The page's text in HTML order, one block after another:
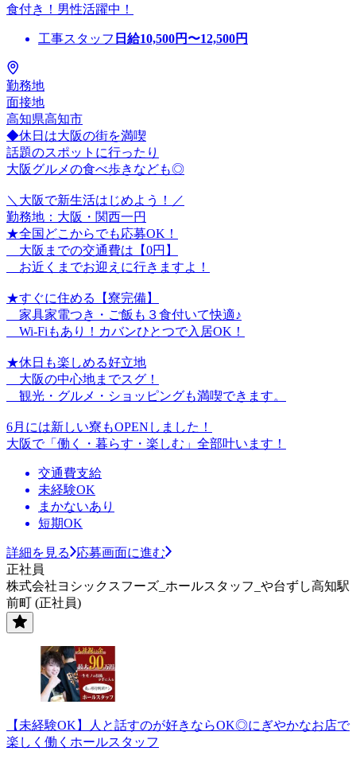
食付き！男性活躍中！
工事スタッフ 日給10,500円〜12,500円
勤務地
面接地
高知県高知市
◆休日は大阪の街を満喫
話題のスポットに行ったり
大阪グルメの食べ歩きなども◎
＼大阪で新生活はじめよう！／
勤務地：大阪・関西一円
★全国どこからでも応募OK！
大阪までの交通費は【0円】
お近くまでお迎えに行きますよ！
★すぐに住める【寮完備】
家具家電つき・ご飯も３食付いて快適♪
Wi-Fiもあり！カバンひとつで入居OK！
★休日も楽しめる好立地
大阪の中心地までスグ！
観光・グルメ・ショッピングも満喫できます。
6月には新しい寮もOPENしました！
大阪で「働く・暮らす・楽しむ」全部叶います！
交通費支給
未経験OK
まかないあり
短期OK
詳細を見る
応募画面に進む
正社員
株式会社ヨシックスフーズ_ホールスタッフ_や台ずし高知駅
前町 (正社員)
【未経験OK】人と話すのが好きならOK◎にぎやかなお店で
楽しく働くホールスタッフ